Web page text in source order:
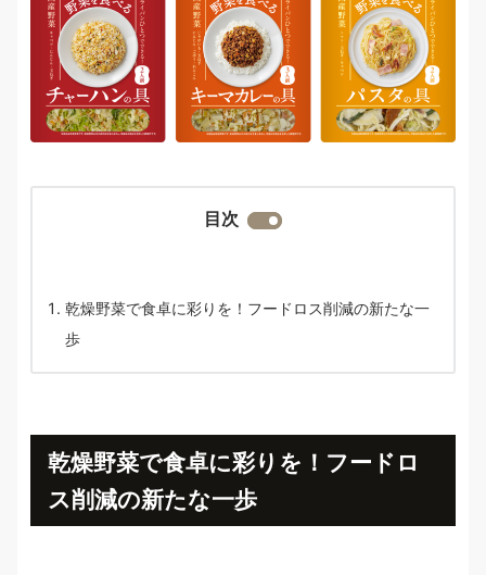
目次
乾燥野菜で食卓に彩りを！フードロス削減の新たな一
歩
乾燥野菜で食卓に彩りを！フードロ
ス削減の新たな一歩